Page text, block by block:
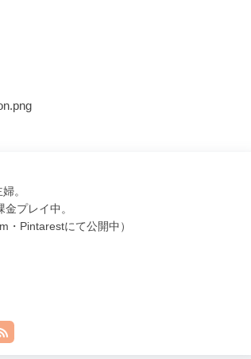
。
プレイ中。
・Pintarestにて公開中）